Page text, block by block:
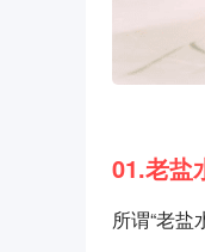
01.老盐
所谓“老盐